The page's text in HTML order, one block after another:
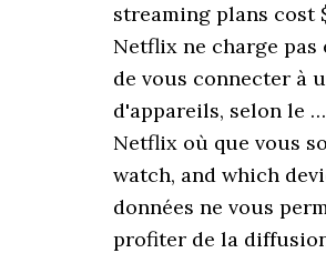
streaming plans cost
Netflix ne charge pas
de vous connecter à
d'appareils, selon le
Netflix où que vous
watch, and which
données ne vous
profiter de la